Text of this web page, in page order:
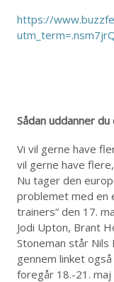
https://
Sådan uddanner
Vi vil gerne have
vil gerne have
Nu tager den
problemet med en
trainers” den 17.
Jodi Upton, Brant
Stoneman står
gennem linket
foregår 18.-21. maj